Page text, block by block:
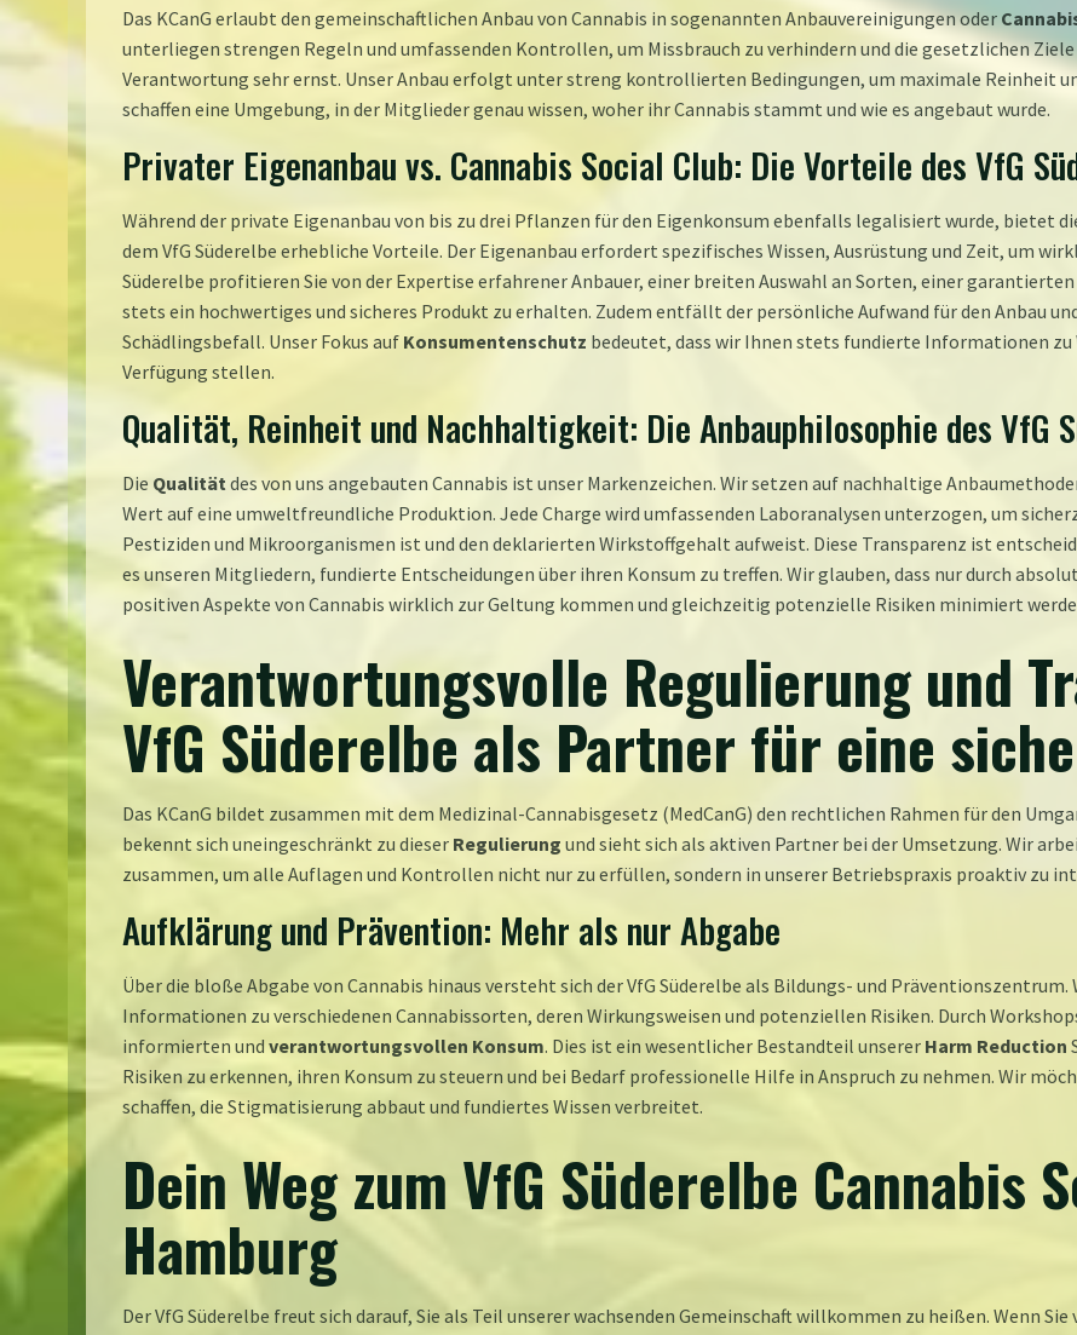
Das KCanG erlaubt den gemeinschaftlichen Anbau von Cannabis in sogenannten Anbauvereinigungen oder
unterliegen strengen Regeln und umfassenden Kontrollen, um Missbrauch zu verhindern und die gesetzlichen
Verantwortung sehr ernst. Unser Anbau erfolgt unter streng kontrollierten Bedingungen, um maximale Reinheit
schaffen eine Umgebung, in der Mitglieder genau wissen, woher ihr Cannabis stammt und wie es angebaut wurde.
Privater Eigenanbau vs. Cannabis Social Club: Die Vorteile des VfG
Während der private Eigenanbau von bis zu drei Pflanzen für den Eigenkonsum ebenfalls legalisiert wurde, bietet
dem VfG Süderelbe erhebliche Vorteile. Der Eigenanbau erfordert spezifisches Wissen, Ausrüstung und Zeit, um
Süderelbe profitieren Sie von der Expertise erfahrener Anbauer, einer breiten Auswahl an Sorten, einer
stets ein hochwertiges und sicheres Produkt zu erhalten. Zudem entfällt der persönliche Aufwand für den Anbau
Schädlingsbefall. Unser Fokus auf Konsumentenschutz bedeutet, dass wir Ihnen stets fundierte Informationen
Verfügung stellen.
Qualität, Reinheit und Nachhaltigkeit: Die Anbauphilosophie des VfG
Die Qualität des von uns angebauten Cannabis ist unser Markenzeichen. Wir setzen auf nachhaltige
Wert auf eine umweltfreundliche Produktion. Jede Charge wird umfassenden Laboranalysen unterzogen, um
Pestiziden und Mikroorganismen ist und den deklarierten Wirkstoffgehalt aufweist. Diese Transparenz ist
es unseren Mitgliedern, fundierte Entscheidungen über ihren Konsum zu treffen. Wir glauben, dass nur durch
positiven Aspekte von Cannabis wirklich zur Geltung kommen und gleichzeitig potenzielle Risiken minimiert
Verantwortungsvolle Regulierung und
VfG Süderelbe als Partner für eine
Das KCanG bildet zusammen mit dem Medizinal-Cannabisgesetz (MedCanG) den rechtlichen Rahmen für den
bekennt sich uneingeschränkt zu dieser Regulierung und sieht sich als aktiven Partner bei der Umsetzung. Wir
zusammen, um alle Auflagen und Kontrollen nicht nur zu erfüllen, sondern in unserer Betriebspraxis proaktiv zu
Aufklärung und Prävention: Mehr als nur Abgabe
Über die bloße Abgabe von Cannabis hinaus versteht sich der VfG Süderelbe als Bildungs- und
Informationen zu verschiedenen Cannabissorten, deren Wirkungsweisen und potenziellen Risiken. Durch
informierten und verantwortungsvollen Konsum. Dies ist ein wesentlicher Bestandteil unserer Harm Reduction
Risiken zu erkennen, ihren Konsum zu steuern und bei Bedarf professionelle Hilfe in Anspruch zu nehmen. Wir
schaffen, die Stigmatisierung abbaut und fundiertes Wissen verbreitet.
Dein Weg zum VfG Süderelbe Cannabis
Hamburg
Der VfG Süderelbe freut sich darauf, Sie als Teil unserer wachsenden Gemeinschaft willkommen zu heißen. Wenn